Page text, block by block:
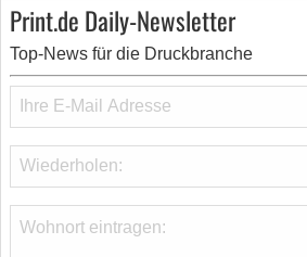
Print.de Daily-Newsletter
Top-News für die Druckbranche